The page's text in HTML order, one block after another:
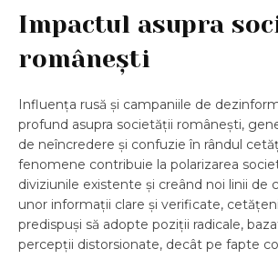
Impactul asupra
românești
Influența rusă și campaniile de
profund asupra societății românești,
de neîncredere și confuzie în rândul
fenomene contribuie la polarizarea
diviziunile existente și creând noi linii de
unor informații clare și verificate,
predispuși să adopte poziții radicale,
percepții distorsionate, decât pe fapte